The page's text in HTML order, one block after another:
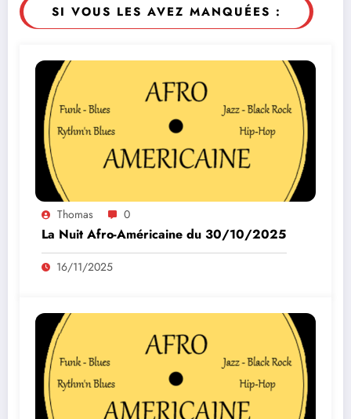
SI VOUS LES AVEZ MANQUÉES :
Thomas 0
La Nuit Afro-Américaine du 30/10/2025
16/11/2025